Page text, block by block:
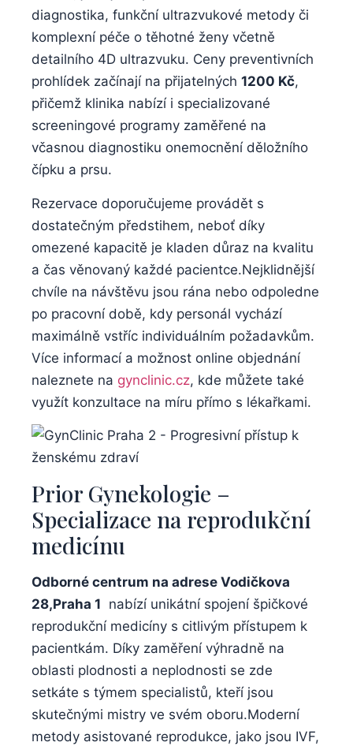
diagnostika, funkční ⁤ultrazvukové metody či
komplexní péče o těhotné ženy včetně
detailního 4D‍ ultrazvuku. Ceny ⁢preventivních
prohlídek začínají na ⁤přijatelných 1200 Kč,
přičemž klinika⁣ nabízí i specializované
screeningové programy ‌zaměřené na ​
včasnou diagnostiku ⁣onemocnění děložního
čípku a prsu.
Rezervace doporučujeme⁢ provádět s
dostatečným předstihem, neboť díky
omezené kapacitě je kladen ⁤důraz na kvalitu
a čas věnovaný každé pacientce.Nejklidnější
chvíle na ⁢návštěvu jsou​ rána⁣ nebo odpoledne‌
po pracovní době, kdy⁢ personál vychází
maximálně‌ vstříc​ individuálním požadavkům.
Více informací a možnost online ‍objednání
naleznete ⁤na gynclinic.cz, kde‍ můžete také
‍využít konzultace na ‍míru přímo s lékařkami.
Prior‍ Gynekologie –
Specializace ⁢na reprodukční
medicínu
Odborné⁣ centrum na adrese⁣ Vodičkova
⁢28,Praha 1 ⁢ nabízí⁣ unikátní⁤ spojení‌ špičkové
reprodukční medicíny s citlivým přístupem k
pacientkám. ​Díky ‍zaměření ‍výhradně na
oblasti plodnosti a neplodnosti se zde
setkáte‌ s⁤ týmem specialistů, kteří⁣ jsou
skutečnými mistry ve svém oboru.Moderní
metody asistované ‌reprodukce, jako jsou IVF,